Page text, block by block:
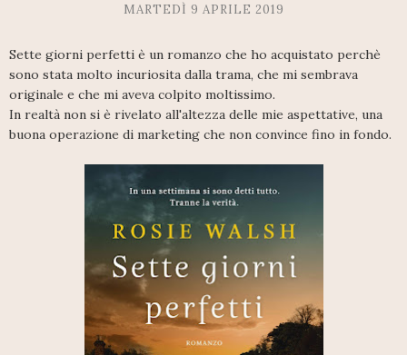
MARTEDÌ 9 APRILE 2019
Sette giorni perfetti è un romanzo che ho acquistato perchè
sono stata molto incuriosita dalla trama, che mi sembrava
originale e che mi aveva colpito moltissimo.
In realtà non si è rivelato all'altezza delle mie aspettative, una
buona operazione di marketing che non convince fino in fondo.